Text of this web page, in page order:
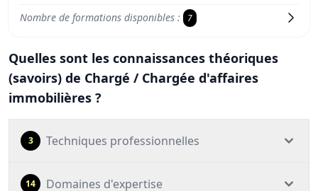
Nombre de formations disponibles : 7
Quelles sont les connaissances théoriques
(savoirs) de Chargé / Chargée d'affaires
immobilières ?
3 Techniques professionnelles
14 Domaines d'expertise